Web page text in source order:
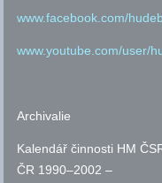
www.facebook.com/
www.youtube.com/user/
Archivalie
Kalendář činnosti HM
ČR 1990–2002 –